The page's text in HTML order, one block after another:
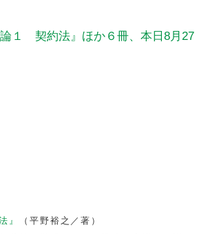
論１ 契約法』ほか６冊、本日8月27
』
（平野裕之／著）